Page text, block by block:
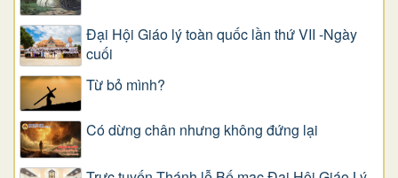
Đại Hội Giáo lý toàn quốc lần thứ VII -Ngày
cuối
Từ bỏ mình?
Có dừng chân nhưng không đứng lại